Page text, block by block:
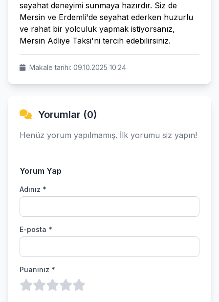
seyahat deneyimi sunmaya hazırdır. Siz de
Mersin ve Erdemli'de seyahat ederken huzurlu
ve rahat bir yolculuk yapmak istiyorsanız,
Mersin Adliye Taksi'ni tercih edebilirsiniz.
Makale tarihi: 09.10.2025 10:24
Yorumlar (0)
Henüz yorum yapılmamış. İlk yorumu siz yapın!
Yorum Yap
Adınız *
E-posta *
Puanınız *